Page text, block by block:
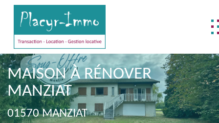
NOTRE DIFFÉRENCE
NOS MÉTIERS
BIENS DÉJÀ VENDUS
REJOIGNEZ-NOUS !
MAISON À RÉNOVER
MANZIAT
01570 MANZIAT